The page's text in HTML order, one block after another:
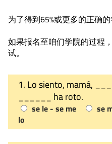
为了得到65%或更多的正确
如果报名至咱们学院的过程
试。
1. Lo siento, mamá,
______ ha roto.
se le - se me se
lo